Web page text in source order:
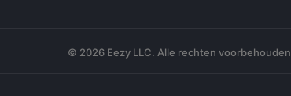
© 2026 Eezy LLC. Alle rechten voorbehouden